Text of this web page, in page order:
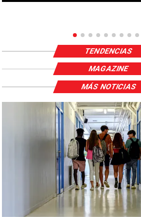
TENDENCIAS
MAGAZINE
MÁS NOTICIAS